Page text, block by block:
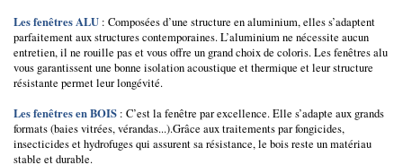
Les fenêtres ALU : Composées d’une structure en aluminium, elles s’adaptent
parfaitement aux structures contemporaines. L’aluminium ne nécessite aucun
entretien, il ne rouille pas et vous offre un grand choix de coloris. Les fenêtres alu
vous garantissent une bonne isolation acoustique et thermique et leur structure
résistante permet leur longévité.
Les fenêtres en BOIS : C’est la fenêtre par excellence. Elle s’adapte aux grands
formats (baies vitrées, vérandas...).Grâce aux traitements par fongicides,
insecticides et hydrofuges qui assurent sa résistance, le bois reste un matériau
stable et durable.